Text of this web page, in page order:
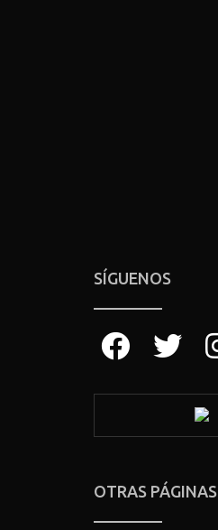
SÍGUENOS
OTRAS PÁGINAS